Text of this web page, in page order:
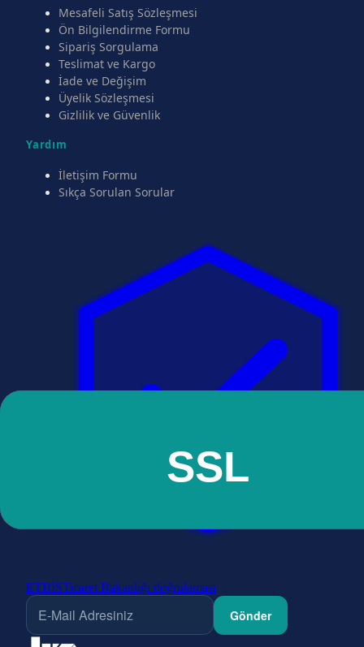
Mesafeli Satış Sözleşmesi
Ön Bilgilendirme Formu
Sipariş Sorgulama
Teslimat ve Kargo
İade ve Değişim
Üyelik Sözleşmesi
Gizlilik ve Güvenlik
Yardım
İletişim Formu
Sıkça Sorulan Sorular
ETBİSTicaret Bakanlığı doğrulaması
Gönder